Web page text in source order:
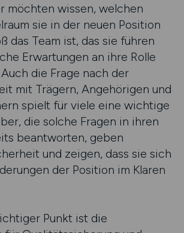
möchten wissen, welchen
sie in der neuen Position
das Team ist, das sie führen
Erwartungen an ihre Rolle
die Frage nach der
mit Trägern, Angehörigen und
spielt für viele eine wichtige
die solche Fragen in ihren
beantworten, geben
und zeigen, dass sie sich
der Position im Klaren
Punkt ist die